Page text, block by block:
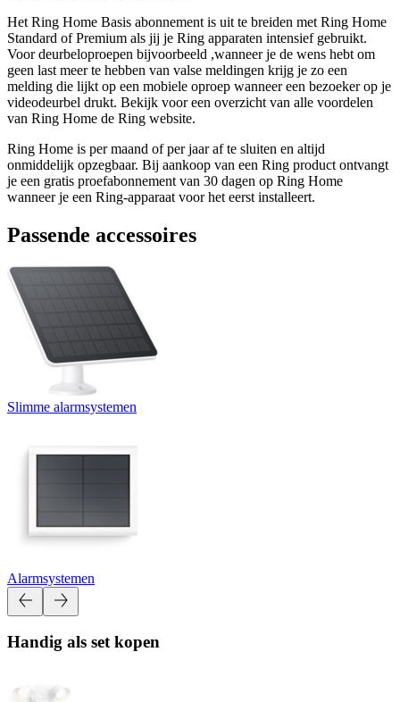
Het Ring Home Basis abonnement is uit te breiden met Ring Home
Standard of Premium als jij je Ring apparaten intensief gebruikt.
Voor deurbeloproepen bijvoorbeeld ,wanneer je de wens hebt om
geen last meer te hebben van valse meldingen krijg je zo een
melding die lijkt op een mobiele oproep wanneer een bezoeker op je
videodeurbel drukt. Bekijk voor een overzicht van alle voordelen
van Ring Home de Ring website.
Ring Home is per maand of per jaar af te sluiten en altijd
onmiddelijk opzegbaar. Bij aankoop van een Ring product ontvangt
je een gratis proefabonnement van 30 dagen op Ring Home
wanneer je een Ring-apparaat voor het eerst installeert.
Passende accessoires
Slimme alarmsystemen
Alarmsystemen
Handig als set kopen